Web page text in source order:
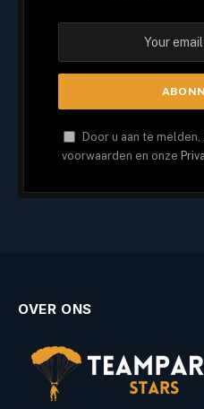
Door u aan te
voorwaarden en onze
OVER ONS